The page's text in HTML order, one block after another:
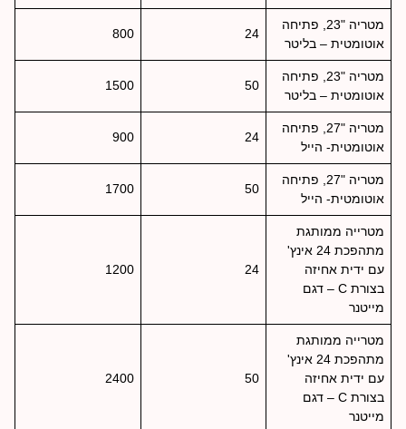
מטריה "23, פתיחה
אוטומטית – בליטר
24
800
מטריה "23, פתיחה
אוטומטית – בליטר
50
1500
מטריה "27, פתיחה
אוטומטית- הייל
24
900
מטריה "27, פתיחה
אוטומטית- הייל
50
1700
מטרייה ממותגת
מתהפכת 24 אינץ'
עם ידית אחיזה
בצורת C – דגם
מייטנר
24
1200
מטרייה ממותגת
מתהפכת 24 אינץ'
עם ידית אחיזה
בצורת C – דגם
מייטנר
50
2400